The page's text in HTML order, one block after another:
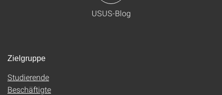
USUS-Blog
Zielgruppe
Studierende
Beschäftigte